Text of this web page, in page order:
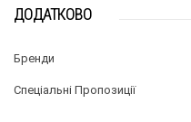
ДОДАТКОВО
Бренди
Спеціальні Пропозиції